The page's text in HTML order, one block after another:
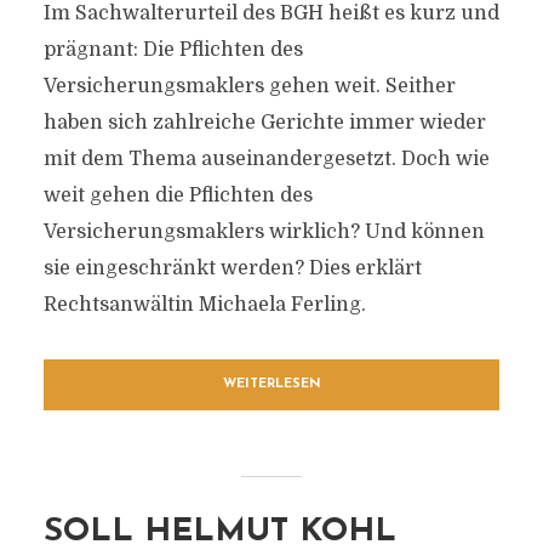
Im Sachwalterurteil des BGH heißt es kurz und
prägnant: Die Pflichten des
Versicherungsmaklers gehen weit. Seither
haben sich zahlreiche Gerichte immer wieder
mit dem Thema auseinandergesetzt. Doch wie
weit gehen die Pflichten des
Versicherungsmaklers wirklich? Und können
sie eingeschränkt werden? Dies erklärt
Rechtsanwältin Michaela Ferling.
WEITERLESEN
SOLL HELMUT KOHL